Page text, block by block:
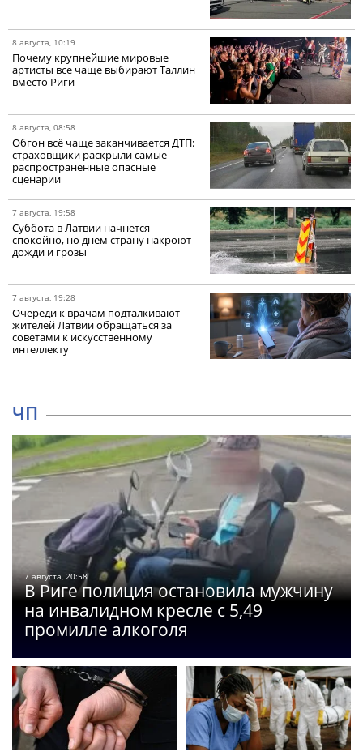
8 августа, 10:19
Почему крупнейшие мировые
артисты все чаще выбирают Таллин
вместо Риги
8 августа, 08:58
Обгон всё чаще заканчивается ДТП:
страховщики раскрыли самые
распространённые опасные
сценарии
7 августа, 19:58
Суббота в Латвии начнется
спокойно, но днем страну накроют
дожди и грозы
7 августа, 19:28
Очереди к врачам подталкивают
жителей Латвии обращаться за
советами к искусственному
интеллекту
ЧП
7 августа, 20:58
В Риге полиция остановила мужчину
на инвалидном кресле с 5,49
промилле алкоголя